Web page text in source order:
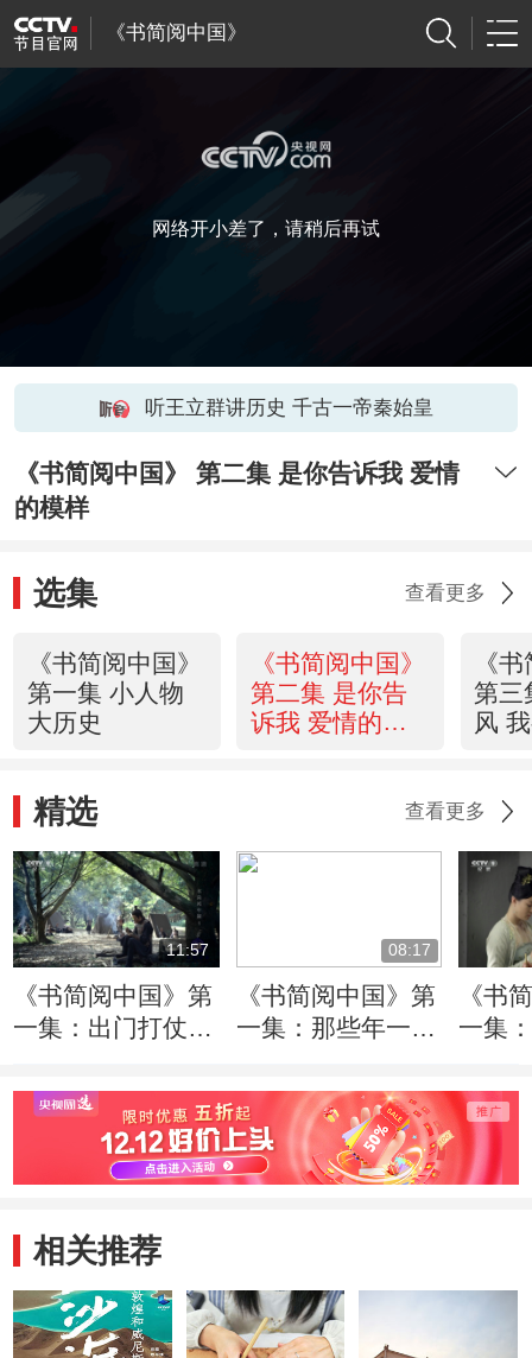
《书简阅中国》
网络开小差了，请稍后再试
听王立群讲历史 千古一帝秦始皇
《书简阅中国》 第二集 是你告诉我 爱情
的模样
选集 查看更多
《书简阅中国》
第一集 小人物
大历史
《书简阅中国》
第二集 是你告
诉我 爱情的模
《
第三
风
精选 查看更多
11:57
《书简阅中国》第
一集：出门打仗缺
等！
08:17
《书简阅中国》第
一集：那些年一起
《书
一集
相关推荐